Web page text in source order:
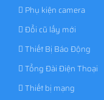
Phụ kiện camera
Đổi cũ lấy mới
Thiết Bị Báo Động
Tổng Đài Điện Thoại
Thiết bị mạng